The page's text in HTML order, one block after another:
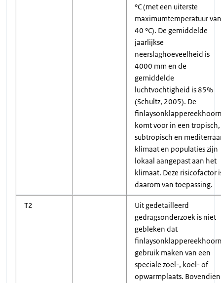
°C (met een uiterste
maximumtemperatuur van
40 °C). De gemiddelde
jaarlijkse
neerslaghoeveelheid is
4000 mm en de
gemiddelde
luchtvochtigheid is 85%
(Schultz, 2005). De
komt voor in een tropisch,
subtropisch en
klimaat en populaties zijn
lokaal aangepast aan het
klimaat. Deze risicofactor
daarom van toepassing.
T2
Uit gedetailleerd
gedragsonderzoek is niet
gebleken dat
gebruik maken van een
speciale zoel-, koel- of
opwarmplaats. Bovendien